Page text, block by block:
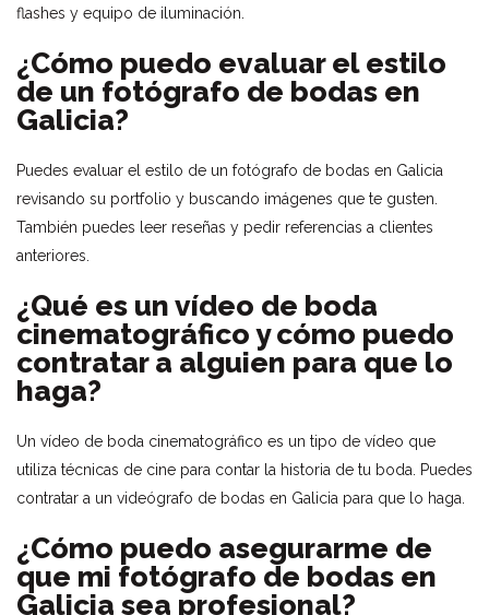
flashes y equipo de iluminación.
¿Cómo puedo evaluar el estilo
de un fotógrafo de bodas en
Galicia?
Puedes evaluar el estilo de un fotógrafo de bodas en Galicia
revisando su portfolio y buscando imágenes que te gusten.
También puedes leer reseñas y pedir referencias a clientes
anteriores.
¿Qué es un vídeo de boda
cinematográfico y cómo puedo
contratar a alguien para que lo
haga?
Un vídeo de boda cinematográfico es un tipo de vídeo que
utiliza técnicas de cine para contar la historia de tu boda. Puedes
contratar a un videógrafo de bodas en Galicia para que lo haga.
¿Cómo puedo asegurarme de
que mi fotógrafo de bodas en
Galicia sea profesional?